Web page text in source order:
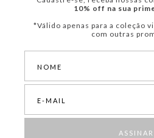
10% off na sua
*Válido apenas para a coleção
com outras
ASSINAR